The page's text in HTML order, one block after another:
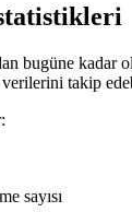
bugüne kadar
takip
sayısı